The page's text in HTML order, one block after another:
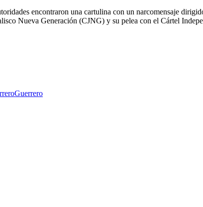
encontraron una cartulina con un narcomensaje
Nueva Generación (CJNG) y su pelea con el Cártel
Guerrero